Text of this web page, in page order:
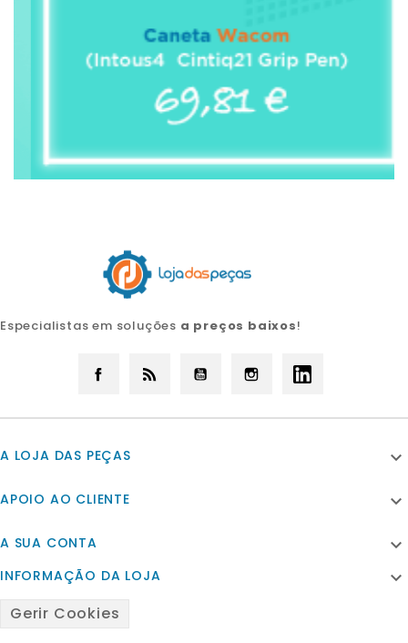
Especialistas em soluções a preços baixos!
Facebook YouTube Instagram
A LOJA DAS PEÇAS 
APOIO AO CLIENTE 
A SUA CONTA 
INFORMAÇÃO DA LOJA 
Gerir Cookies